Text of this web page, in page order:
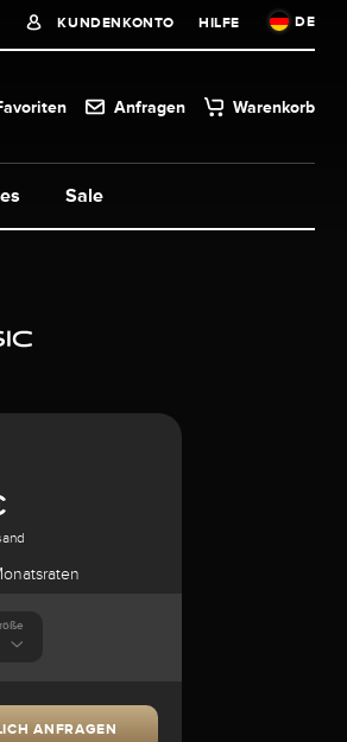
KUNDENKONTO HILFE DE
Anfragen Warenkorb
Sale
ANFRAGEN